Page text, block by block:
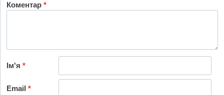
Коментар*
Ім'я*
Email*